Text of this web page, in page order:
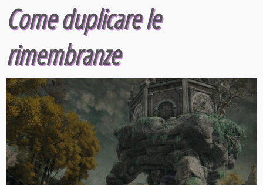
Come duplicare le
rimembranze